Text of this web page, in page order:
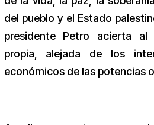
del pueblo y el Estado
presidente Petro acierta al
propia, alejada de los
económicos de las potencias